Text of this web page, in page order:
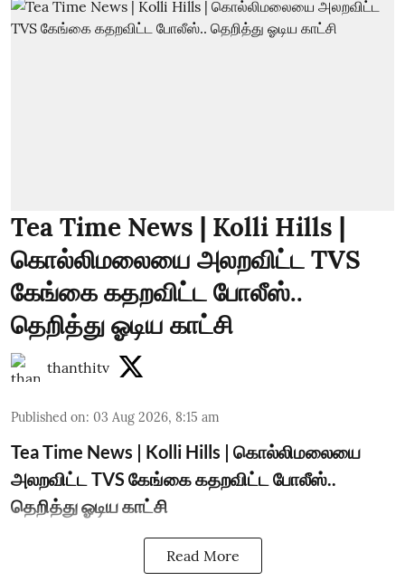
Tea Time News | Kolli Hills |
கொல்லிமலையை அலறவிட்ட TVS
கேங்கை கதறவிட்ட போலீஸ்..
தெறித்து ஓடிய காட்சி
thanthitv
Published on: 03 Aug 2026, 8:15 am
Tea Time News | Kolli Hills | கொல்லிமலையை
அலறவிட்ட TVS கேங்கை கதறவிட்ட போலீஸ்..
தெறித்து ஓடிய காட்சி
Read More